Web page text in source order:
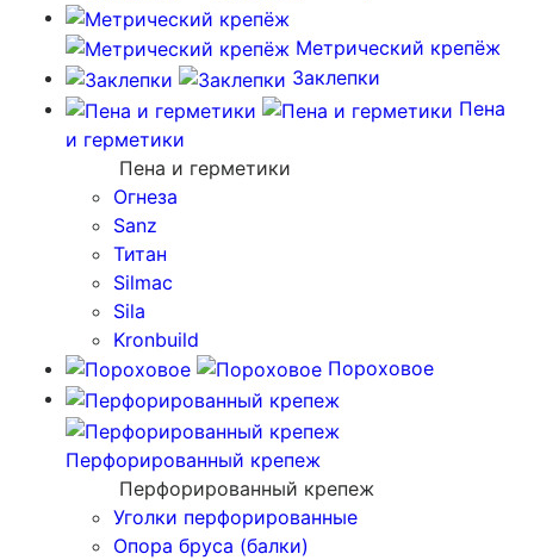
Метрический крепёж
Заклепки
Пена
и герметики
Пена и герметики
Огнеза
Sanz
Титан
Silmac
Sila
Kronbuild
Пороховое
Перфорированный крепеж
Перфорированный крепеж
Уголки перфорированные
Опора бруса (балки)